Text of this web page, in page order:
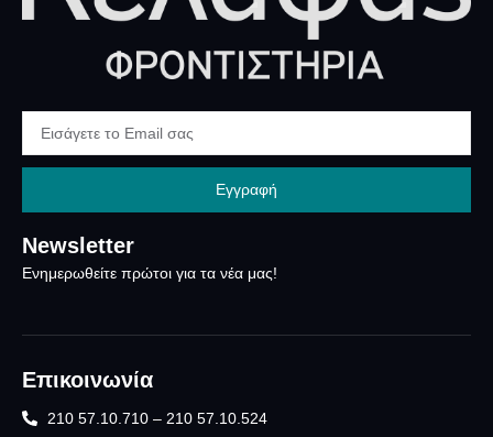
Newsletter
Ενημερωθείτε πρώτοι για τα νέα μας!
Εγγραφή
Επικοινωνία
210 57.10.710 – 210 57.10.524